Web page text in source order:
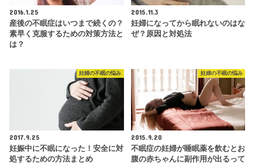
2016.1.25
産後の不眠症はいつまで続くの？
素早く克服するための対策方法と
は？
2015.11.3
妊婦になってから眠れないのはな
ぜ？原因と対処法
妊婦の不眠の悩み
2017.9.25
妊娠中に不眠になった！安全に対
処するための方法まとめ
妊婦の不眠の悩み
2015.9.20
不眠症の妊婦が睡眠薬を飲むとお
腹の赤ちゃんに副作用が出るって